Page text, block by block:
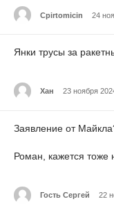
Cpirtomicin 24
Янки трусы за
Хан 23 ноября
Заявление от
Роман, кажется тоже
Гость Сергей 22